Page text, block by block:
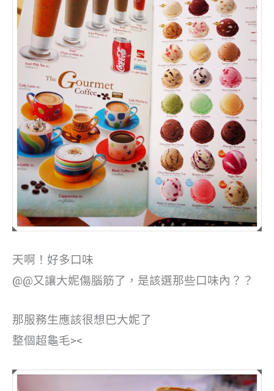
天啊！好多口味
@@又讓大妮傷腦筋了，是該選那些口味內？？
那服務生應該很想巴大妮了
整個超龜毛><